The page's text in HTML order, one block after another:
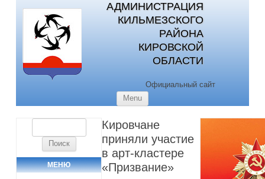
АДМИНИСТРАЦИЯ
КИЛЬМЕЗСКОГО
РАЙОНА
КИРОВСКОЙ
ОБЛАСТИ
Официальный сайт
Menu
МЕНЮ
Кировчане
приняли участие
в арт-кластере
«Призвание»